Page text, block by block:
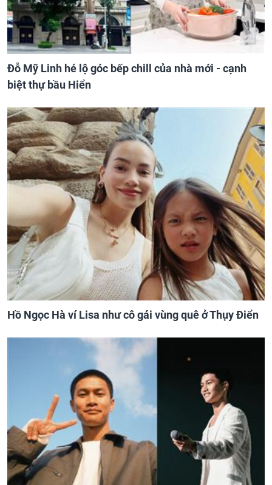
Đỗ Mỹ Linh hé lộ góc bếp chill của nhà mới - cạnh
biệt thự bầu Hiển
Hồ Ngọc Hà ví Lisa như cô gái vùng quê ở Thụy Điển